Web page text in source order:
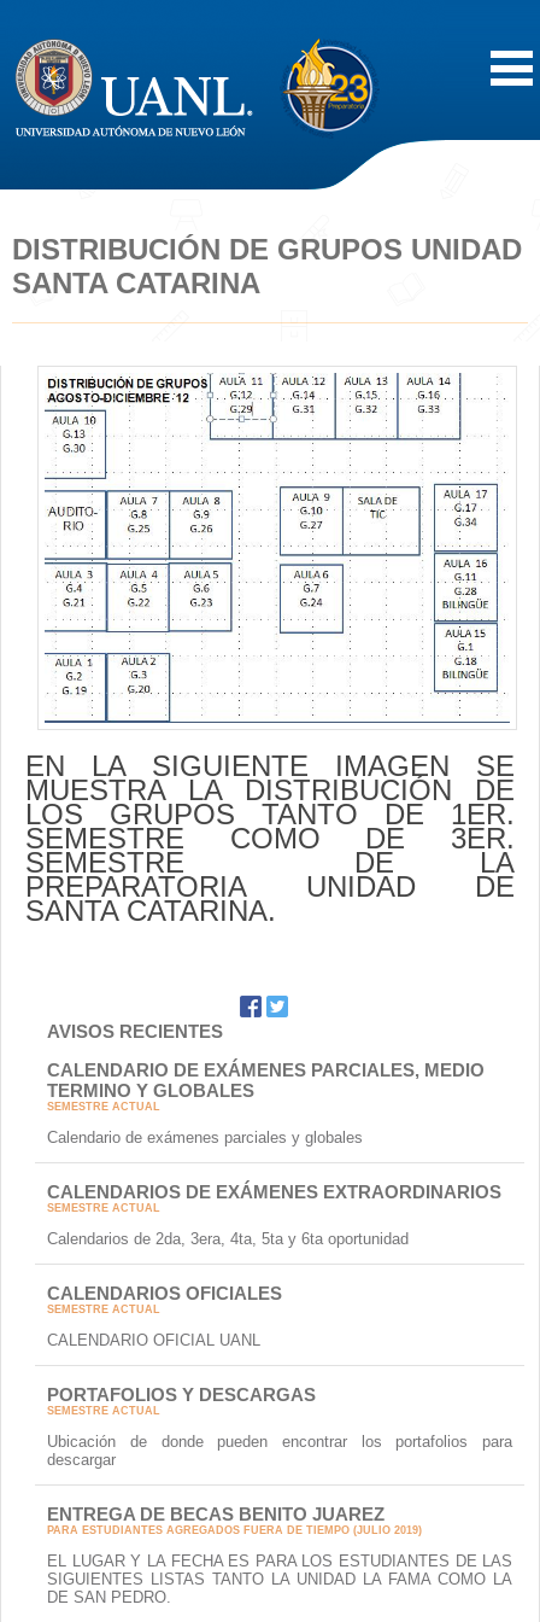
Acerca de
Vida Estudiantil
Servicios
Difusión
Contacto
DISTRIBUCIÓN DE GRUPOS UNIDAD
SANTA CATARINA
EN LA SIGUIENTE IMAGEN SE
MUESTRA LA DISTRIBUCIÓN DE
LOS GRUPOS TANTO DE 1ER.
SEMESTRE COMO DE 3ER.
SEMESTRE DE LA
PREPARATORIA UNIDAD DE
SANTA CATARINA.
AVISOS RECIENTES
CALENDARIO DE EXÁMENES PARCIALES, MEDIO
TERMINO Y GLOBALES
SEMESTRE ACTUAL
Calendario de exámenes parciales y globales
CALENDARIOS DE EXÁMENES EXTRAORDINARIOS
SEMESTRE ACTUAL
Calendarios de 2da, 3era, 4ta, 5ta y 6ta oportunidad
CALENDARIOS OFICIALES
SEMESTRE ACTUAL
CALENDARIO OFICIAL UANL
PORTAFOLIOS Y DESCARGAS
SEMESTRE ACTUAL
Ubicación de donde pueden encontrar los portafolios para
descargar
ENTREGA DE BECAS BENITO JUAREZ
PARA ESTUDIANTES AGREGADOS FUERA DE TIEMPO (JULIO 2019)
EL LUGAR Y LA FECHA ES PARA LOS ESTUDIANTES DE LAS
SIGUIENTES LISTAS TANTO LA UNIDAD LA FAMA COMO LA
DE SAN PEDRO.